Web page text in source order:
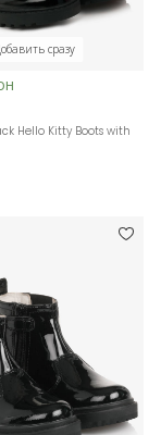
сразу
Hello Kitty Boots with